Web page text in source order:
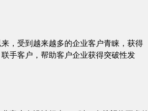
，受到越来越多的企业客户青睐，获得
手客户，帮助客户企业获得突破性发